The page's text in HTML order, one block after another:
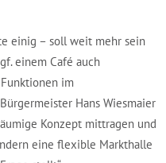
einig – soll weit mehr sein
einem Café auch
im
Hans Wiesmaier
Konzept mittragen und
eine flexible Markthalle